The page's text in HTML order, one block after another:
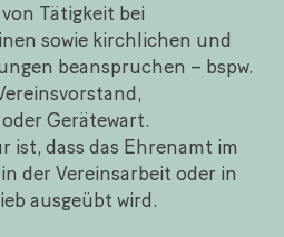
Tätigkeit bei
sowie kirchlichen und
beanspruchen – bspw.
Gerätewart.
ist, dass das Ehrenamt im
der Vereinsarbeit oder in
ausgeübt wird.